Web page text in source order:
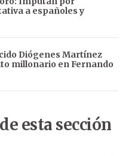
a españoles y
Diógenes Martínez
millonario en Fernando
esta sección